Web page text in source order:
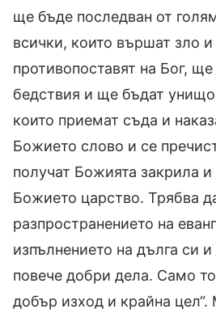
ще бъде последван от
всички, които вършат зло и
противопоставят на Бог,
бедствия и ще бъдат
които приемат съда и
Божието слово и се
получат Божията закрила и
Божието царство. Трябва
разпространението на
изпълнението на дълга си
повече добри дела. Само
добър изход и крайна